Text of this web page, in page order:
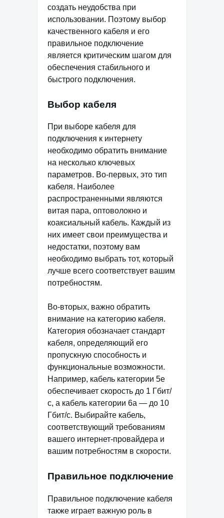
создать неудобства при
использовании. Поэтому выбор
качественного кабеля и его
правильное подключение
является критическим шагом для
обеспечения стабильного и
быстрого подключения.
Выбор кабеля
При выборе кабеля для
подключения к интернету
необходимо обратить внимание
на несколько ключевых
параметров. Во-первых, это тип
кабеля. Наиболее
распространенными являются
витая пара, оптоволокно и
коаксиальный кабель. Каждый из
них имеет свои преимущества и
недостатки, поэтому вам
необходимо выбрать тот, который
лучше всего соответствует вашим
потребностям.
Во-вторых, важно обратить
внимание на категорию кабеля.
Категория обозначает стандарт
кабеля, определяющий его
пропускную способность и
функциональные возможности.
Например, кабель категории 5e
обеспечивает скорость до 1 Гбит/
с, а кабель категории 6а — до 10
Гбит/с. Выбирайте кабель,
соответствующий требованиям
вашего интернет-провайдера и
вашим потребностям в скорости.
Правильное подключение
Правильное подключение кабеля
также играет важную роль в